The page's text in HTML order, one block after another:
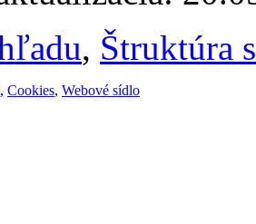
, Štruktúra
, Cookies, Webové sídlo